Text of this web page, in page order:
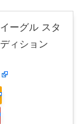
ーグル スタ
ィション